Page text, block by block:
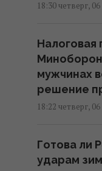
18:30 четверг,
Налоговая
мужчинах
решение
18:22 четверг,
Готова ли
ударам